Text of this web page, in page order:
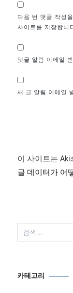
다음 번 댓글 작성
사이트를 저장합니
댓글 알림 이메일 받
새 글 알림 이메일
이 사이트는
글 데이터가 어
색:
카테고리